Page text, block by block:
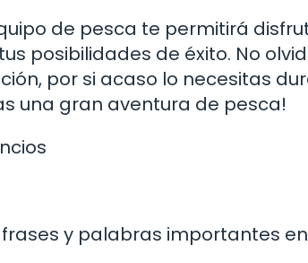
de pesca te permitirá
posibilidades de éxito. No
por si acaso lo necesitas
una gran aventura de pesca!
y palabras importantes